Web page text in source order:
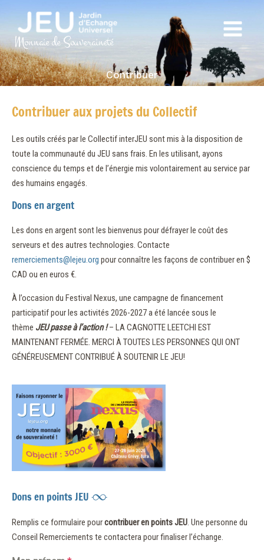
contenuMonnaie de Souveraineté
Main
Menu
Contribuer
Contribuer aux projets du Collectif
Les outils créés par le Collectif interJEU sont mis à la disposition de
toute la communauté du JEU sans frais. En les utilisant, ayons
conscience du temps et de l’énergie mis volontairement au service par
des humains engagés.
Dons en argent
Les dons en argent sont les bienvenus pour défrayer le coût des
serveurs et des autres technologies. Contacte
remerciements@lejeu.org pour connaître les façons de contribuer en $
CAD ou en euros €.
À l’occasion du Festival Nexus, une campagne de financement
participatif pour les activités 2026-2027 a été lancée sous le
thème JEU passe à l’action !– LA CAGNOTTE LEETCHI EST
MAINTENANT FERMÉE. MERCI À TOUTES LES PERSONNES QUI ONT
GÉNÉREUSEMENT CONTRIBUÉ À SOUTENIR LE JEU!
Dons en points JEU
Remplis ce formulaire pourcontribuer en points JEU. Une personne du
Conseil Remerciements te contactera pour finaliser l’échange.